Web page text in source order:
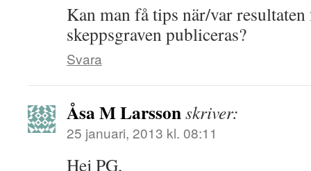
Kan man få tips när/var
skeppsgraven publiceras?
Svara
Åsa M Larssonskriver:
25 januari, 2013 kl. 08:11
Hej PG,